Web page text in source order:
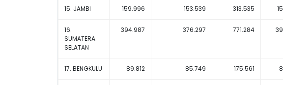
15. JAMBI 159.996 153.539 313.535
16.
SUMATERA
SELATAN
394.987 376.297 771.284
17. BENGKULU 89.812 85.749 175.561